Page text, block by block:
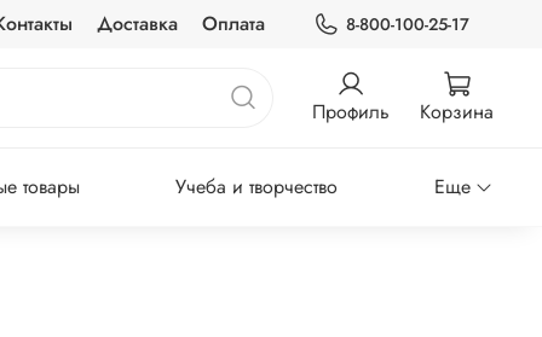
Доставка Оплата 8-800-100-25-17
Профиль Корзина
товары Учеба и творчество Еще